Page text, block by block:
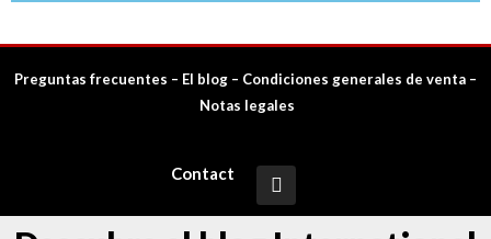
Preguntas frecuentes – El blog – Condiciones generales de venta –
Notas legales
Contact